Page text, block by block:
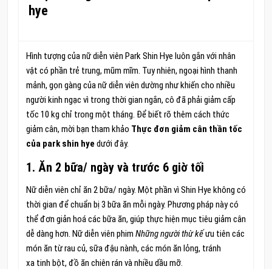
hye
Hình tượng của nữ diễn viên Park Shin Hye luôn gắn với nhân
vật có phần trẻ trung, mũm mĩm. Tuy nhiên, ngoại hình thanh
mảnh, gọn gàng của nữ diễn viên dường như khiến cho nhiều
người kinh ngạc vì trong thời gian ngắn, cô đã phải giảm cấp
tốc 10 kg chỉ trong một tháng. Để biết rõ thêm cách thức
giảm cân, mời bạn tham khảo Thực đơn giảm cân thần tốc
của park shin hye dưới đây.
1. Ăn 2 bữa/ ngày và trước 6 giờ tối
Nữ diễn viên chỉ ăn 2 bữa/ ngày. Một phần vì Shin Hye không có
thời gian để chuẩn bị 3 bữa ăn mỗi ngày. Phương pháp này có
thể đơn giản hoá các bữa ăn, giúp thực hiện mục tiêu giảm cân
dễ dàng hơn. Nữ diễn viên phim Những người thừ kếưu tiên các
món ăn từ rau củ, sữa đậu nành, các món ăn lỏng, tránh
xa tinh bột, đồ ăn chiên rán và nhiều dầu mỡ.